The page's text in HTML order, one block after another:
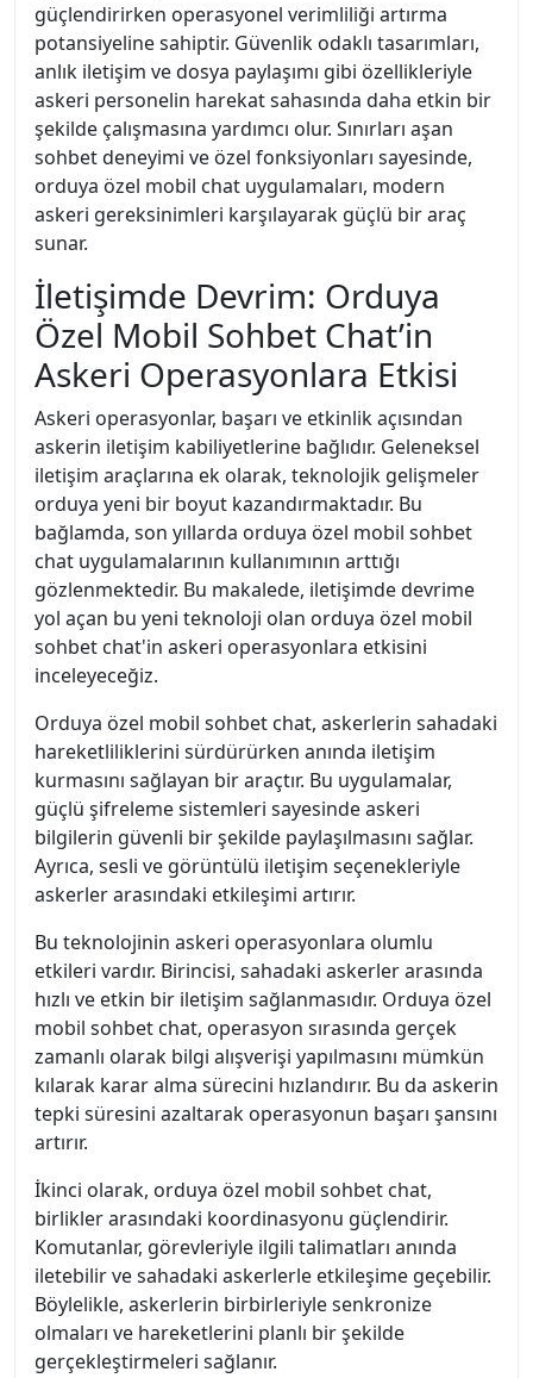
güçlendirirken operasyonel verimliliği artırma
potansiyeline sahiptir. Güvenlik odaklı tasarımları,
anlık iletişim ve dosya paylaşımı gibi özellikleriyle
askeri personelin harekat sahasında daha etkin bir
şekilde çalışmasına yardımcı olur. Sınırları aşan
sohbet deneyimi ve özel fonksiyonları sayesinde,
orduya özel mobil chat uygulamaları, modern
askeri gereksinimleri karşılayarak güçlü bir araç
sunar.
İletişimde Devrim: Orduya
Özel Mobil Sohbet Chat’in
Askeri Operasyonlara Etkisi
Askeri operasyonlar, başarı ve etkinlik açısından
askerin iletişim kabiliyetlerine bağlıdır. Geleneksel
iletişim araçlarına ek olarak, teknolojik gelişmeler
orduya yeni bir boyut kazandırmaktadır. Bu
bağlamda, son yıllarda orduya özel mobil sohbet
chat uygulamalarının kullanımının arttığı
gözlenmektedir. Bu makalede, iletişimde devrime
yol açan bu yeni teknoloji olan orduya özel mobil
sohbet chat'in askeri operasyonlara etkisini
inceleyeceğiz.
Orduya özel mobil sohbet chat, askerlerin sahadaki
hareketliliklerini sürdürürken anında iletişim
kurmasını sağlayan bir araçtır. Bu uygulamalar,
güçlü şifreleme sistemleri sayesinde askeri
bilgilerin güvenli bir şekilde paylaşılmasını sağlar.
Ayrıca, sesli ve görüntülü iletişim seçenekleriyle
askerler arasındaki etkileşimi artırır.
Bu teknolojinin askeri operasyonlara olumlu
etkileri vardır. Birincisi, sahadaki askerler arasında
hızlı ve etkin bir iletişim sağlanmasıdır. Orduya özel
mobil sohbet chat, operasyon sırasında gerçek
zamanlı olarak bilgi alışverişi yapılmasını mümkün
kılarak karar alma sürecini hızlandırır. Bu da askerin
tepki süresini azaltarak operasyonun başarı şansını
artırır.
İkinci olarak, orduya özel mobil sohbet chat,
birlikler arasındaki koordinasyonu güçlendirir.
Komutanlar, görevleriyle ilgili talimatları anında
iletebilir ve sahadaki askerlerle etkileşime geçebilir.
Böylelikle, askerlerin birbirleriyle senkronize
olmaları ve hareketlerini planlı bir şekilde
gerçekleştirmeleri sağlanır.